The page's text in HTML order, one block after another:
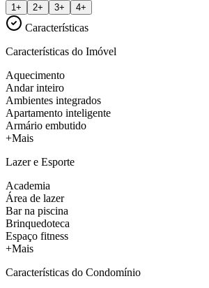
1+ 2+ 3+ 4+
Características
Características do Imóvel
Aquecimento
Andar inteiro
Ambientes integrados
Apartamento inteligente
Armário embutido
+Mais
Lazer e Esporte
Academia
Área de lazer
Bar na piscina
Brinquedoteca
Espaço fitness
+Mais
Características do Condomínio